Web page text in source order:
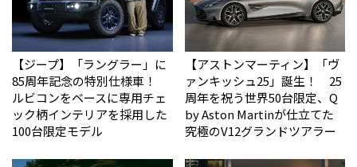
【ジープ】「ラングラー」に
85周年記念の特別仕様車！
ルビコンをベースに専用チェ
ック柄インテリアを採用した
100台限定モデル
【アストンマーティン】「ヴ
ァンキッシュ25」誕生！ 25
周年を祝う世界50台限定、Q
by Aston Martinが仕立てた
究極のV12グランドツアラー